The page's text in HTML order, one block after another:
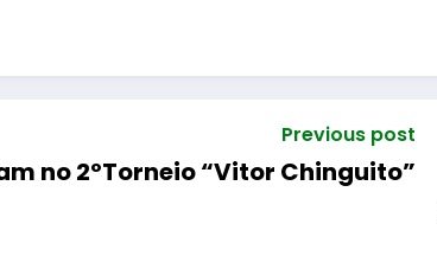
Previous post
no 2ºTorneio “Vitor Chinguito”